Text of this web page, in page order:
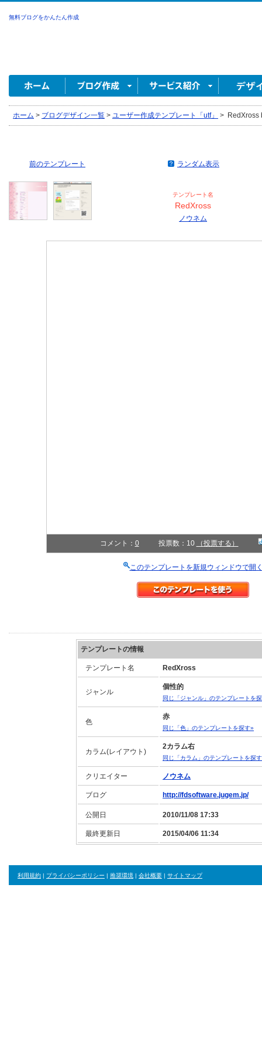
無料ブログをかんたん作成
ホーム > ブログデザイン一覧 > ユーザー作成テンプレート「utf」 > RedXross
前のテンプレート ランダム表示
テンプレート名
RedXross
ノウネム
コメント： 0 投票数：10 （投票する）
このテンプレートを新規ウィンドウで開
テンプレートの情報
テンプレート名 RedXross
ジャンル
個性的
同じ「ジャンル」のテンプレートを
色
赤
同じ「色」のテンプレートを探す»
カラム(レイアウト)
2カラム右
同じ「カラム」のテンプレートを探
クリエイター ノウネム
ブログ http://fdsoftware.jugem.jp/
公開日 2010/11/08 17:33
最終更新日 2015/04/06 11:34
利用規約 | プライバシーポリシー | 推奨環境 | 会社概要 | サイトマップ